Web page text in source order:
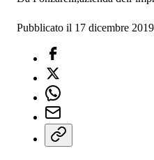
Pubblicato il 17 dicembre